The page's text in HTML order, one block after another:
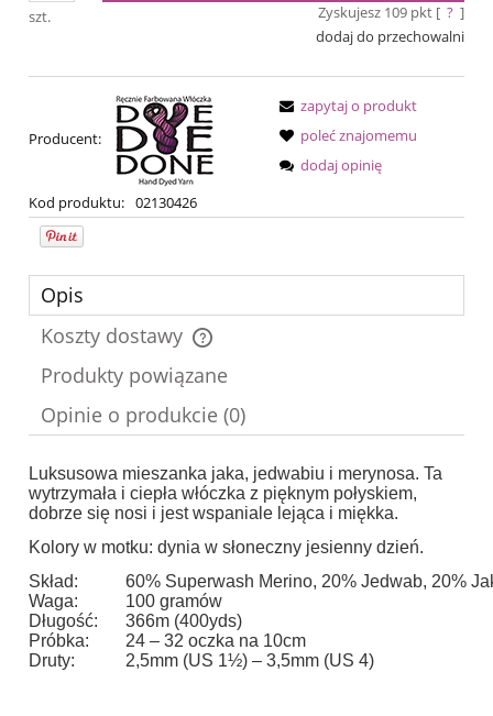
szt. Zyskujesz 109pkt [ ? ]
dodaj do przechowalni
Producent:
Kod produktu: 02130426
zapytaj o produkt
poleć znajomemu
dodaj opinię
Opis
Koszty dostawy
Cena nie zawiera ewentualnych kosztów płatności
Produkty powiązane
Opinie o produkcie (0)
Luksusowa mieszanka jaka, jedwabiu i merynosa. Ta
wytrzymała i ciepła włóczka z pięknym połyskiem,
dobrze się nosi i jest wspaniale lejąca i miękka.
Kolory w motku: dynia w słoneczny jesienny dzień.
Skład:
60% Superwash Merino, 20% Jedwab, 20%
Waga:
100 gramów
Długość:
366m (400yds)
Próbka:
24 – 32 oczka na 10cm
Druty:
2,5mm (US 1½) – 3,5mm (US 4)